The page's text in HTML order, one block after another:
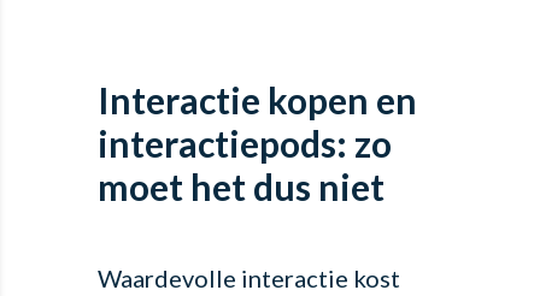
Interactie kopen en
interactiepods: zo
moet het dus niet
Waardevolle interactie kost